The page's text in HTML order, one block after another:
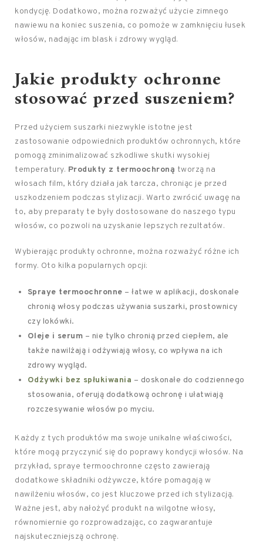
kondycję. Dodatkowo, można rozważyć użycie zimnego
nawiewu na koniec suszenia, co pomoże w zamknięciu łusek
włosów, nadając im blask i zdrowy wygląd.
Jakie produkty ochronne
stosować przed suszeniem?
Przed użyciem suszarki niezwykle istotne jest
zastosowanie odpowiednich produktów ochronnych, które
pomogą zminimalizować szkodliwe skutki wysokiej
temperatury. Produkty z termoochroną tworzą na
włosach film, który działa jak tarcza, chroniąc je przed
uszkodzeniem podczas stylizacji. Warto zwrócić uwagę na
to, aby preparaty te były dostosowane do naszego typu
włosów, co pozwoli na uzyskanie lepszych rezultatów.
Wybierając produkty ochronne, można rozważyć różne ich
formy. Oto kilka popularnych opcji:
Spraye termoochronne – łatwe w aplikacji, doskonale
chronią włosy podczas używania suszarki, prostownicy
czy lokówki.
Oleje i serum – nie tylko chronią przed ciepłem, ale
także nawilżają i odżywiają włosy, co wpływa na ich
zdrowy wygląd.
Odżywki bez spłukiwania – doskonałe do codziennego
stosowania, oferują dodatkową ochronę i ułatwiają
rozczesywanie włosów po myciu.
Każdy z tych produktów ma swoje unikalne właściwości,
które mogą przyczynić się do poprawy kondycji włosów. Na
przykład, spraye termoochronne często zawierają
dodatkowe składniki odżywcze, które pomagają w
nawilżeniu włosów, co jest kluczowe przed ich stylizacją.
Ważne jest, aby nałożyć produkt na wilgotne włosy,
równomiernie go rozprowadzając, co zagwarantuje
najskuteczniejszą ochronę.